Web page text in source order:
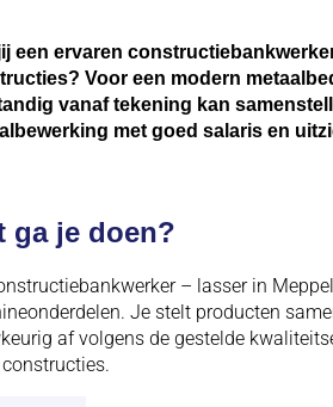
een ervaren
Voor een modern
vanaf tekening kan
met goed salaris en
ga je doen?
– lasser in
Je stelt producten
af volgens de gestelde